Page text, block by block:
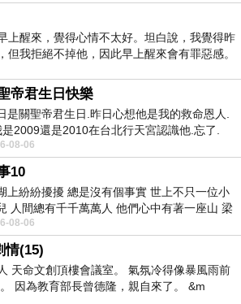
上醒來，覺得心情不太好。坦白說，我覺得昨
但我拒絕不掉他，因此早上醒來會有罪惡感。
帝君生日快樂
是關聖帝君生日.昨日心想他是我的救命恩人.
是2009還是2010在台北行天宮認識他.忘了.
奇摩交友的網友學
08-06
10
上紛紛擾擾 總是沒有個事實 世上不只一位小
人間總有千千萬萬人 他們心中有著一座山 梁
山泰華衡恆嵩 一山之高
08-06
情(15)
天命文創頂樓會議室。 氣氛冷得像暴風雨前
因為教育部長曾德隆，親自來了。 &m